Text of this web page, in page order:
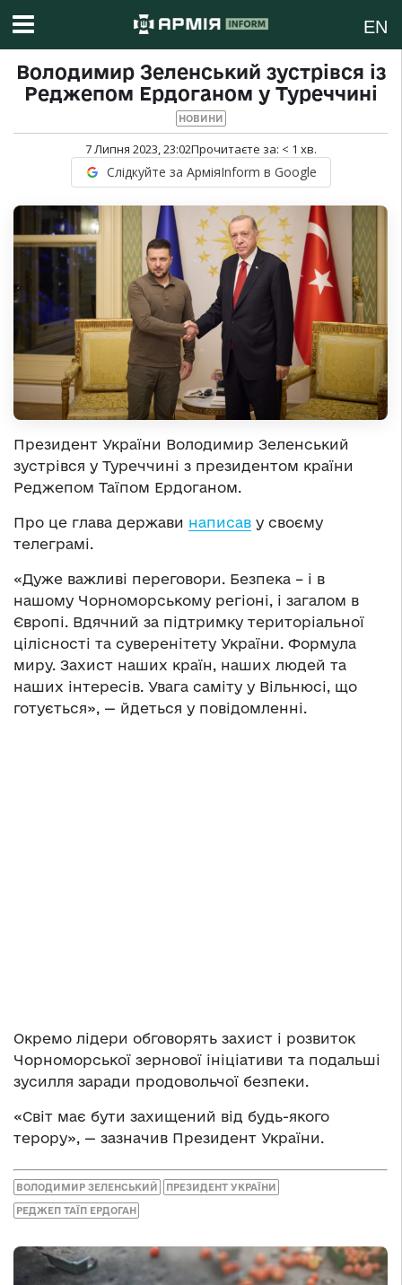
EN
Володимир Зеленський зустрівся із
Реджепом Ердоганом у Туреччині
НОВИНИ
7 Липня 2023, 23:02Прочитаєте за: < 1 хв.
Слідкуйте за АрміяInform в Google
Президент України Володимир Зеленський
зустрівся у Туреччині з президентом країни
Реджепом Таїпом Ердоганом.
Про це глава держави написав у своєму
телеграмі.
«Дуже важливі переговори. Безпека – і в
нашому Чорноморському регіоні, і загалом в
Європі. Вдячний за підтримку територіальної
цілісності та суверенітету України. Формула
миру. Захист наших країн, наших людей та
наших інтересів. Увага саміту у Вільнюсі, що
готується», — йдеться у повідомленні.
Окремо лідери обговорять захист і розвиток
Чорноморської зернової ініціативи та подальші
зусилля заради продовольчої безпеки.
«Світ має бути захищений від будь-якого
терору», — зазначив Президент України.
ВОЛОДИМИР ЗЕЛЕНСЬКИЙ ПРЕЗИДЕНТ УКРАЇНИ
РЕДЖЕП ТАЇП ЕРДОГАН